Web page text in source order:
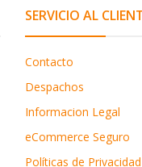
SERVICIO AL
Contacto
Despachos
Informacion Legal
eCommerce Seguro
Políticas de Privacidad